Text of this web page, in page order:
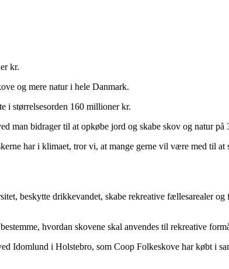
kr.
og mere natur i hele Danmark.
i størrelsesorden 160 millioner kr.
man bidrager til at opkøbe jord og skabe skov og natur på
har i klimaet, tror vi, at mange gerne vil være med til
beskytte drikkevandet, skabe rekreative fællesarealer
hvordan skovene skal anvendes til rekreative
Idomlund i Holstebro, som Coop Folkeskove har købt i